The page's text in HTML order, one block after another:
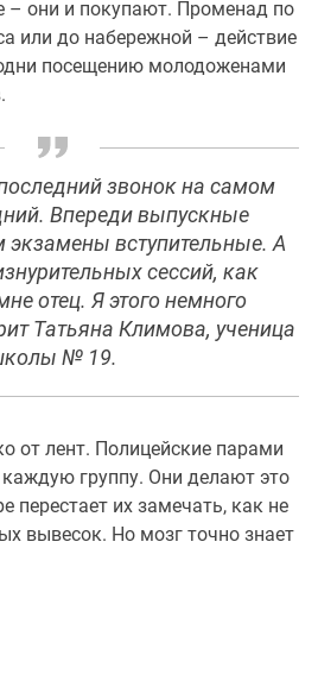
– они и покупают. Променад по
или до набережной – действие
посещению молодоженами
звонок на самом
Впереди выпускные
вступительные. А
сессий, как
отец. Я этого немного
Татьяна Климова, ученица
№ 19.
от лент. Полицейские парами
группу. Они делают это
перестает их замечать, как не
вывесок. Но мозг точно знает